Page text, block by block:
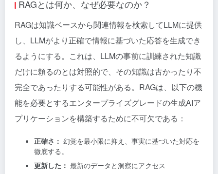
RAGとは何か、なぜ必要なのか？
RAGは知識ベースから関連情報を検索してLLMに提供
し、LLMがより正確で情報に基づいた応答を生成でき
るようにする。これは、LLMの事前に訓練された知識
だけに頼るのとは対照的で、その知識は古かったり不
完全であったりする可能性がある。RAGは、以下の機
能を必要とするエンタープライズグレードの生成AIア
プリケーションを構築するために不可欠である：
正確さ： 幻覚を最小限に抑え、事実に基づいた対応を
徹底する。
更新した： 最新のデータと洞察にアクセス